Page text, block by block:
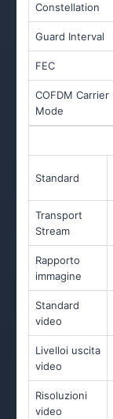
Constellation
Guard Interval
FEC
COFDM Carrier
Mode
Standard
Transport
Stream
Rapporto
immagine
Standard
video
Livelloi uscita
video
Risoluzioni
video